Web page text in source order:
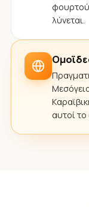
λύνεται.
αυτοί